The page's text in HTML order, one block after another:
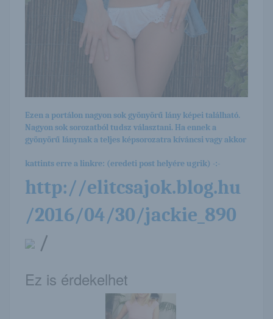
Ezen a portálon nagyon sok gyönyörű lány képei található.
Nagyon sok sorozatból tudsz választani. Ha ennek a
gyönyörű lánynak a teljes képsorozatra kíváncsi vagy akkor
kattints erre a linkre: (eredeti post helyére ugrik) -:-
http://elitcsajok.blog.hu
/2016/04/30/jackie_890
/
Ez is érdekelhet